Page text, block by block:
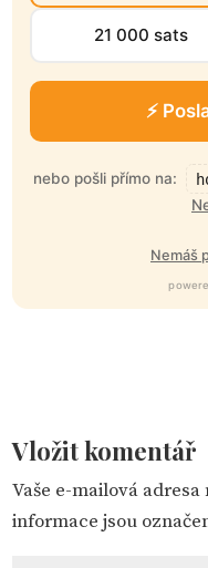
21 000 sats
⚡
nebo pošli přímo na:
Nemáš
Vložit komentář
Vaše e-mailová
informace jsou